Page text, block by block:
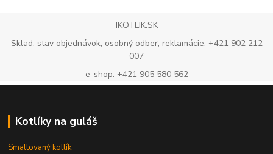
IKOTLIK.SK
Sklad, stav objednávok, osobný odber, reklamácie: +421 902 212
007
e-shop: +421 905 580 562
Kotlíky na guláš
Smaltovaný kotlík